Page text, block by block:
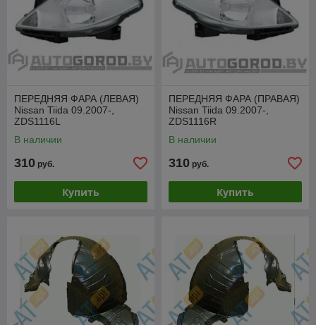
ПЕРЕДНЯЯ ФАРА (ЛЕВАЯ)
Nissan Tiida 09.2007-,
ZDS1116L
В наличии
310 руб.
Купить
ПЕРЕДНЯЯ ФАРА (ПРАВАЯ)
Nissan Tiida 09.2007-,
ZDS1116R
В наличии
310 руб.
Купить